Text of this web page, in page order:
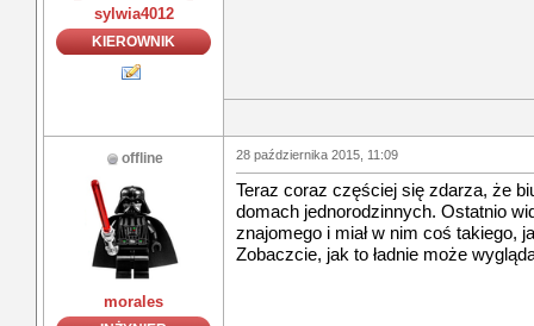
sylwia4012
KIEROWNIK
offline
morales
28 października 2015, 11:09
Teraz coraz częściej się zdarza, że
domach jednorodzinnych. Ostatnio
znajomego i miał w nim coś takiego,
Zobaczcie, jak to ładnie może